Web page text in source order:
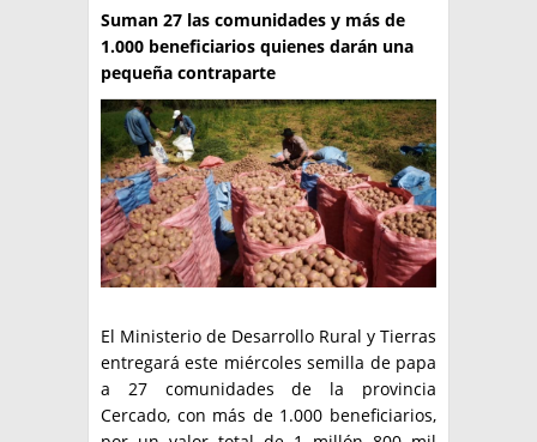
PRODUCCION
CLASIFICADOS
INTERES GENERAL
LA PAPA
RESOLUCIONES Y NORMATIVAS
ENLACES
ARGENPAPA
PUBLICIDAD
QUIENES SOMOS
CONTACTO
BUSCAR NOTICIAS
BUSCAR
Suman 27 las comunidades y más de
1.000 beneficiarios quienes darán una
pequeña contraparte
El Ministerio de Desarrollo Rural y Tierras
entregará este miércoles semilla de papa
a 27 comunidades de la provincia
Cercado, con más de 1.000 beneficiarios,